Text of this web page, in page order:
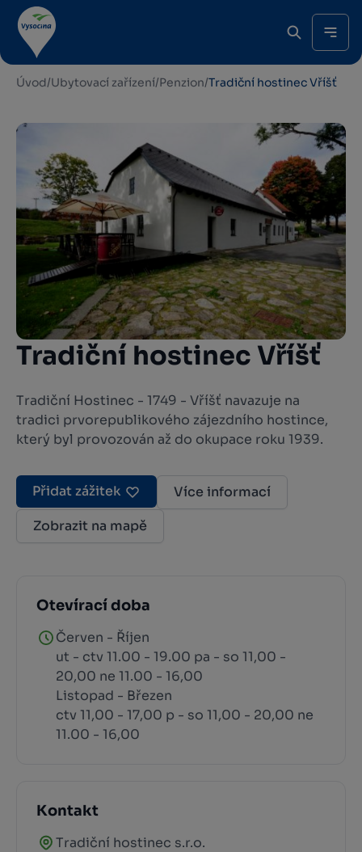
Úvod/Ubytovací zařízení/Penzion/Tradiční hostinec Vříšť
Tradiční hostinec Vříšť
Tradiční Hostinec - 1749 - Vříšť navazuje na
tradici prvorepublikového zájezdního hostince,
který byl provozován až do okupace roku 1939.
Přidat zážitek
Více informací
Zobrazit na mapě
Otevírací doba
Červen - Říjen
ut - ctv 11.00 - 19.00 pa - so 11,00 -
20,00 ne 11.00 - 16,00
Listopad - Březen
ctv 11,00 - 17,00 p - so 11,00 - 20,00 ne
11.00 - 16,00
Kontakt
Tradiční hostinec s.r.o.